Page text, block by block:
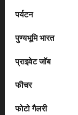
पर्यटन
पुण्यभूमि भारत
प्राइवेट जॉब
फीचर
फोटो गैलरी